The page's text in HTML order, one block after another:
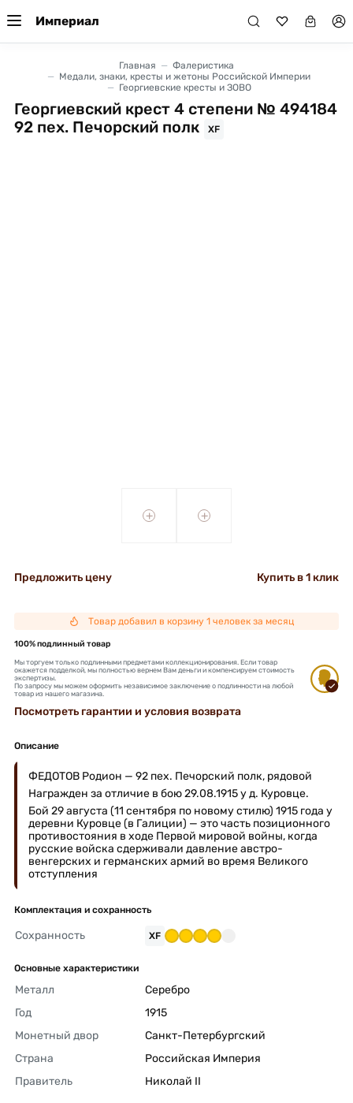
Империал
Главная
Фалеристика
Медали, знаки, кресты и жетоны Российской Империи
Георгиевские кресты и ЗОВО
Георгиевский крест 4 степени № 494184
92 пех. Печорский полк
XF
+ +
Предложить цену Купить в 1 клик
Товар добавил в корзину 1 человек за месяц
100% подлинный товар
Мы торгуем только подлинными предметами коллекционирования. Если товар
окажется подделкой, мы полностью вернем Вам деньги и компенсируем стоимость
экспертизы.
По запросу мы можем оформить независимое заключение о подлинности на любой
товар из нашего магазина.
Посмотреть гарантии и условия возврата
Описание
ФЕДОТОВ Родион — 92 пех. Печорский полк, рядовой
Награжден за отличие в бою 29.08.1915 у д. Куровце.
Бой 29 августа (11 сентября по новому стилю) 1915 года у
деревни Куровце (в Галиции) — это часть позиционного
противостояния в ходе Первой мировой войны, когда
русские войска сдерживали давление австро-
венгерских и германских армий во время Великого
отступления
Комплектация и сохранность
Сохранность XF
Основные характеристики
Металл
Серебро
Год
1915
Монетный двор
Санкт-Петербургский
Страна
Российская Империя
Правитель
Николай II